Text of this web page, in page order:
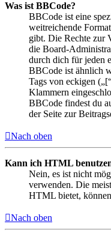
Was ist BBCode?
BBCode ist eine
weitreichende
gibt. Die Rechte zur
die Board-
durch dich für jeden
BBCode ist ähnlich
Tags von eckigen
Klammern
BBCode findest du
der Seite zur
Nach oben
Kann ich HTML
Nein, es ist nicht
verwenden. Die
HTML bietet,
Nach oben